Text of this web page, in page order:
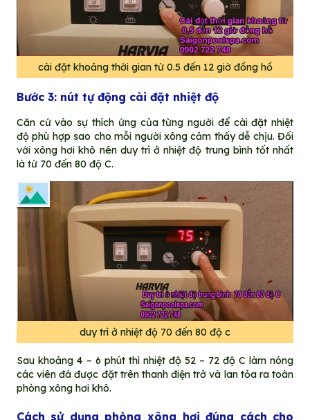
cài đặt khoảng thời gian từ 0.5 đến 12 giờ đồng hồ
Bước 3: nút tự động cài đặt nhiệt độ
Căn cứ vào sự thích ứng của từng người để cài đặt nhiệt
độ phù hợp sao cho mỗi người xông cảm thấy dễ chịu. Đối
với xông hơi khô nên duy trì ở nhiệt độ trung bình tốt nhất
là từ 70 đến 80 độ C.
duy trì ở nhiệt độ 70 đến 80 độ c
Sau khoảng 4 – 6 phút thì nhiệt độ 52 – 72 độ C làm nóng
các viên đá được đặt trên thanh điện trở và lan tỏa ra toàn
phòng xông hơi khô.
Cách sử dụng phòng xông hơi đúng cách cho